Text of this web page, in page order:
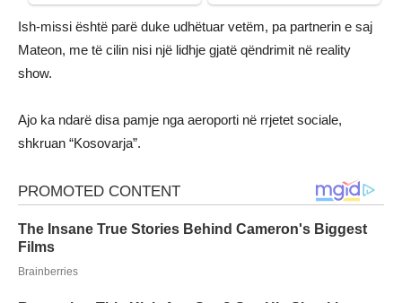
Ish-missi është parë duke udhëtuar vetëm, pa partnerin e saj
Mateon, me të cilin nisi një lidhje gjatë qëndrimit në reality
show.
Ajo ka ndarë disa pamje nga aeroporti në rrjetet sociale,
shkruan “Kosovarja”.